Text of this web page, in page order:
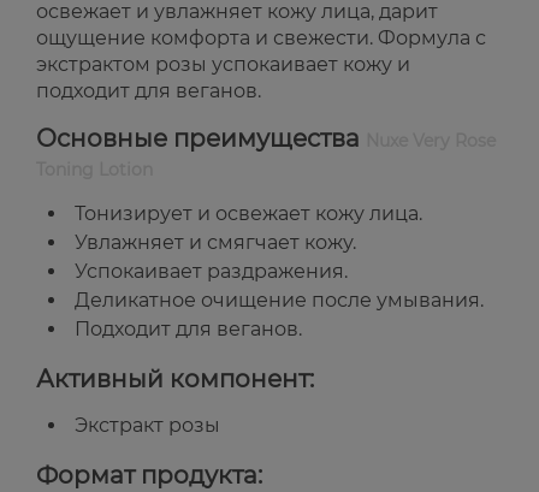
освежает и увлажняет кожу лица, дарит
ощущение комфорта и свежести. Формула с
экстрактом розы успокаивает кожу и
подходит для веганов.
Основные преимущества
Тонизирует и освежает кожу лица.
Увлажняет и смягчает кожу.
Успокаивает раздражения.
Деликатное очищение после умывания.
Подходит для веганов.
Активный компонент:
Экстракт розы
Формат продукта: